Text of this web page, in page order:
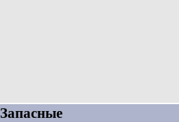
Запасные